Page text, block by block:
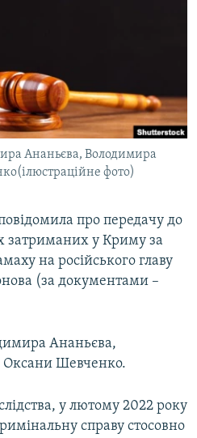
Ананьєва, Володимира
фото)
про передачу до
затриманих у Криму за
на російського главу
(за документами –
Ананьєва,
Оксани Шевченко.
у лютому 2022 року
справу стосовно